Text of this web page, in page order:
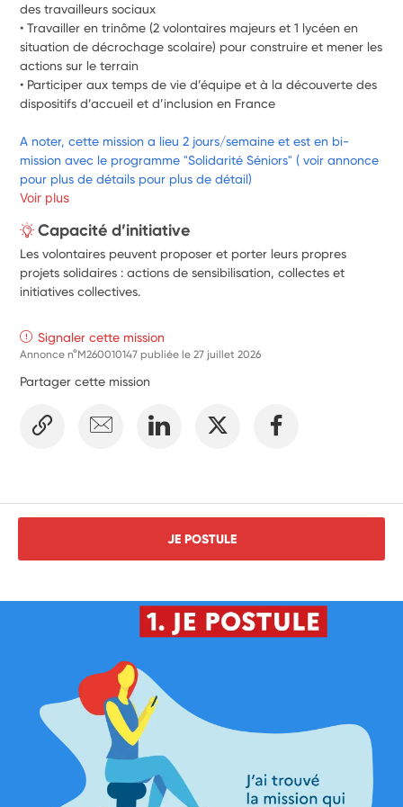
des travailleurs sociaux
• Travailler en trinôme (2 volontaires majeurs et 1 lycéen en
situation de décrochage scolaire) pour construire et mener les
actions sur le terrain
• Participer aux temps de vie d’équipe et à la découverte des
dispositifs d’accueil et d’inclusion en France
A noter, cette mission a lieu 2 jours/semaine et est en bi-
mission avec le programme "Solidarité Séniors" ( voir annonce
pour plus de détails pour plus de détail)
Voir plus
Capacité d’initiative
Les volontaires peuvent proposer et porter leurs propres
projets solidaires : actions de sensibilisation, collectes et
initiatives collectives.
Signaler cette mission
Annonce n°M260010147 publiée le27 juillet 2026
Partager cette mission
JE POSTULE